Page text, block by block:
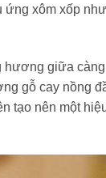
ứng xôm xốp
hương giữa
gỗ cay nồng
tạo nên một